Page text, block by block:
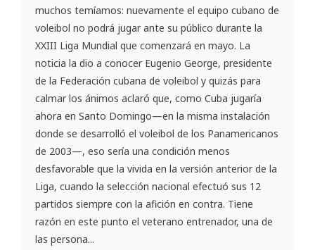
muchos temíamos: nuevamente el equipo cubano de
voleibol no podrá jugar ante su público durante la
XXIII Liga Mundial que comenzará en mayo. La
noticia la dio a conocer Eugenio George, presidente
de la Federación cubana de voleibol y quizás para
calmar los ánimos aclaró que, como Cuba jugaría
ahora en Santo Domingo—en la misma instalación
donde se desarrolló el voleibol de los Panamericanos
de 2003—, eso sería una condición menos
desfavorable que la vivida en la versión anterior de la
Liga, cuando la selección nacional efectuó sus 12
partidos siempre con la afición en contra. Tiene
razón en este punto el veterano entrenador, una de
las persona...